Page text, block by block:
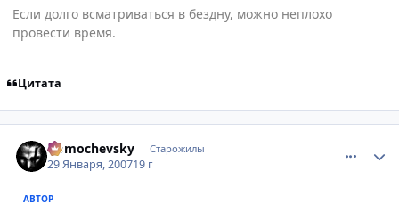
Если долго всматриваться в бездну, можно неплохо
провести время.
Цитата
Domochevsky Старожилы
29 Января, 200719 г
АВТОР